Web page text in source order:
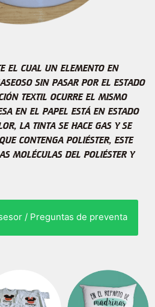
EL CUAL UN ELEMENTO EN
SIN PASAR POR EL ESTADO
TEXTIL OCURRE EL MISMO
EN EL PAPEL ESTÁ EN ESTADO
LA TINTA SE HACE GAS Y SE
CONTENGA POLIÉSTER, ESTE
MOLÉCULAS DEL POLIÉSTER Y
/ Preguntas de preventa